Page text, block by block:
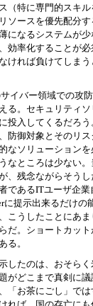
（特に専門的スキル
ソースを優先配分
になるシステムが
率化することが必
ければ負けてしま
イバー領域での攻
る。セキュリティ
投入してくるだろ
防御対象とそのリ
なソリューション
なところは少ない
、残念ながらそう
であるITユーザ企
提示出来るだけの
こうしたことにあ
。ショートカット
。
したのは、おそら
がどこまで真剣に
お茶にごし」では